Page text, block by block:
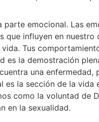
emocional. Las
influyen en
Tus
es la demostración
una
es la sección de la
como la voluntad de
en la sexualidad.